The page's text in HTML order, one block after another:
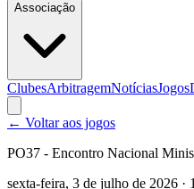
Associação
ClubesArbitragemNotíciasJogos
← Voltar aos jogos
PO37 - Encontro Nacional
sexta-feira, 3 de julho de 2026 ·